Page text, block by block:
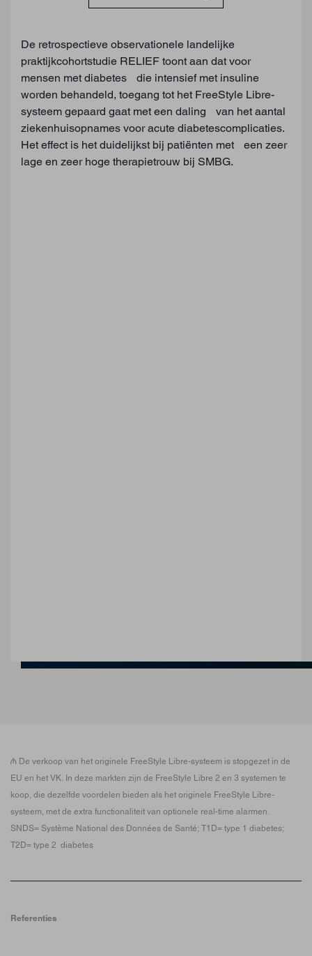
De retrospectieve observationele landelijke
praktijkcohortstudie RELIEF toont aan dat voor
mensen met diabetes die intensief met insuline
worden behandeld, toegang tot het FreeStyle Libre-
systeem gepaard gaat met een daling van het aantal
ziekenhuisopnames voor acute diabetescomplicaties.
Het effect is het duidelijkst bij patiënten met een zeer
lage en zeer hoge therapietrouw bij SMBG.
₼ De verkoop van het originele FreeStyle Libre-systeem is stopgezet in de
EU en het VK. In deze markten zijn de FreeStyle Libre 2 en 3 systemen te
koop, die dezelfde voordelen bieden als het originele FreeStyle Libre-
systeem, met de extra functionaliteit van optionele real-time alarmen.
SNDS= Système National des Données de Santé; T1D= type 1 diabetes;
T2D= type 2 diabetes
Referenties